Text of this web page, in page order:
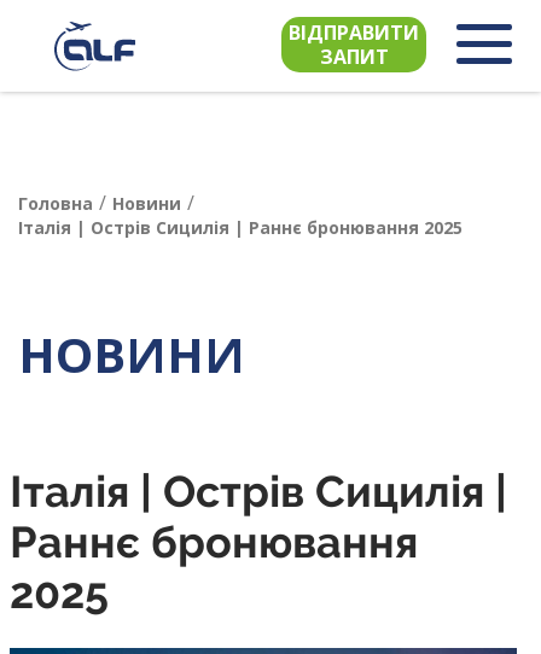
ВІДПРАВИТИ
ЗАПИТ
Головна / Новини /
Італія | Острів Сицилія | Раннє бронювання 2025
НОВИНИ
Італія | Острів Сицилія |
Раннє бронювання
2025